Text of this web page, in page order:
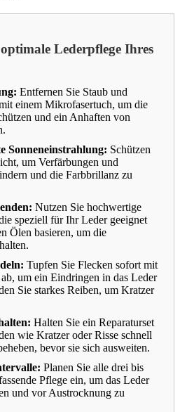
Lederpflege Ihres
Entfernen Sie Staub und
einem Mikrofasertuch, um die
und ein Anhaften von
Sonneneinstrahlung: Schützen
um Verfärbungen und
und die Farbbrillanz zu
Nutzen Sie hochwertige
speziell für Ihr Leder geeignet
Ölen basieren, um die
Tupfen Sie Flecken sofort mit
um ein Eindringen in das Leder
Sie starkes Reiben, um Kratzer
Halten Sie ein Reparaturset
wie Kratzer oder Risse schnell
bevor sie sich ausweiten.
Planen Sie alle drei bis
Pflege ein, um das Leder
und vor Austrocknung zu